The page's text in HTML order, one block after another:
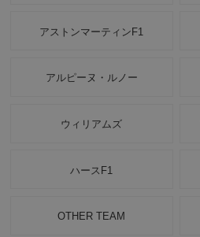
アストンマーティンF1
アルピーヌ・ルノー
ウィリアムズ
ハースF1
OTHER TEAM